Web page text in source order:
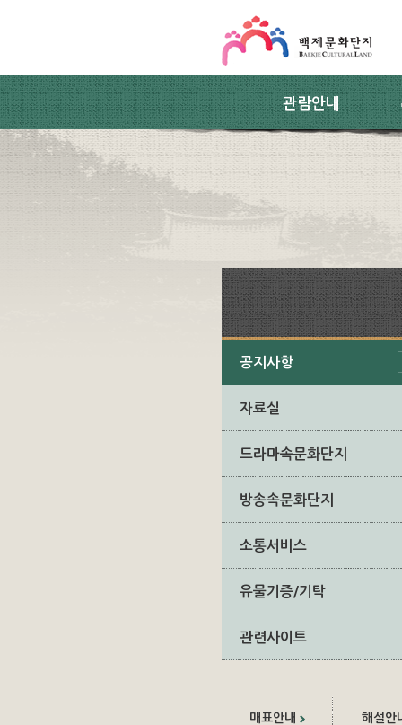
관람안내
공지사항
자료실
드라마속문화단지
방송속문화단지
소통서비스
유물기증/기탁
관련사이트
매표안내 해설안